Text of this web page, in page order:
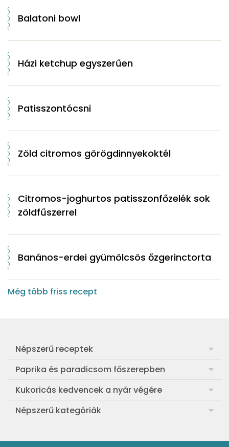
Balatoni bowl
Házi ketchup egyszerűen
Patisszontócsni
Zöld citromos görögdinnyekoktél
Citromos-joghurtos patisszonfőzelék sok
zöldfűszerrel
Banános-erdei gyümölcsös őzgerinctorta
Még több friss recept
Népszerű receptek
Frankfurti leves
Egyszerű muffin
Aranygaluska
Egyszerű krumplifőzelék
Paprika és paradicsom főszerepben
Pan con Tomate
Paradicsom és paprika eltevése télre
Paradicsomos húsgombóc
Kukoricás kedvencek a nyár végére
Legfinomabb főtt kukorica
Bang bang kukorica
Népszerű kategóriák